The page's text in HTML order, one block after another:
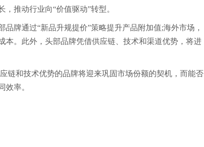
，推动行业向“价值驱动”转型。
牌通过“新品升规提价”策略提升产品附加值;海外市场，
本。此外，头部品牌凭借供应链、技术和渠道优势，将进
和技术优势的品牌将迎来巩固市场份额的契机，而能否
效率。